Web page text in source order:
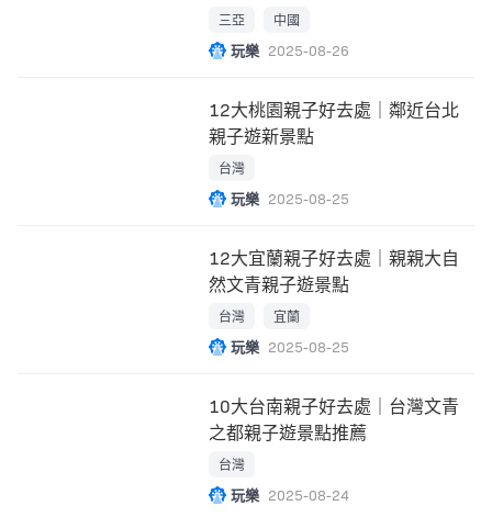
三亞 中國
玩樂 2025-08-26
12大桃園親子好去處｜鄰近台北
親子遊新景點
台灣
玩樂 2025-08-25
12大宜蘭親子好去處｜親親大自
然文青親子遊景點
台灣 宜蘭
玩樂 2025-08-25
10大台南親子好去處｜台灣文青
之都親子遊景點推薦
台灣
玩樂 2025-08-24